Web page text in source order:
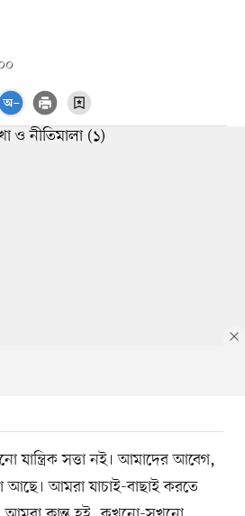
যান্ত্রিক সত্তা নই। আমাদের আবেগ,
আছে। আমরা যাচাই-বাছাই করতে